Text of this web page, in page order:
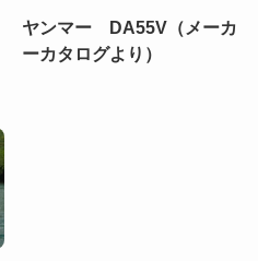
ヤンマー DA55V（メーカ
ーカタログより）